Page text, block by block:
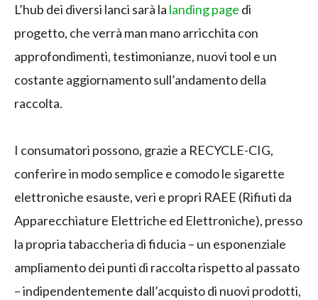
L’hub dei diversi lanci sarà la landing page di
progetto, che verrà man mano arricchita con
approfondimenti, testimonianze, nuovi tool e un
costante aggiornamento sull’andamento della
raccolta.
I consumatori possono, grazie a RECYCLE-CIG,
conferire in modo semplice e comodo le sigarette
elettroniche esauste, veri e propri RAEE (Rifiuti da
Apparecchiature Elettriche ed Elettroniche), presso
la propria tabaccheria di fiducia – un esponenziale
ampliamento dei punti di raccolta rispetto al passato
– indipendentemente dall’acquisto di nuovi prodotti,